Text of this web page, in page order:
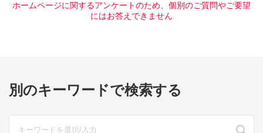
ホームページに関するアンケートのため、個別のご質問やご要望
にはお答えできません
別のキーワードで検索する